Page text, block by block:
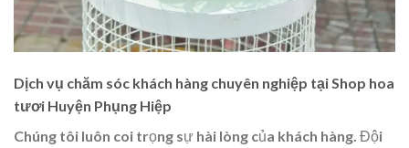
Dịch vụ chăm sóc khách hàng chuyên nghiệp tại Shop hoa
tươi Huyện Phụng Hiệp
Chúng tôi luôn coi trọng sự hài lòng của khách hàng. Đội